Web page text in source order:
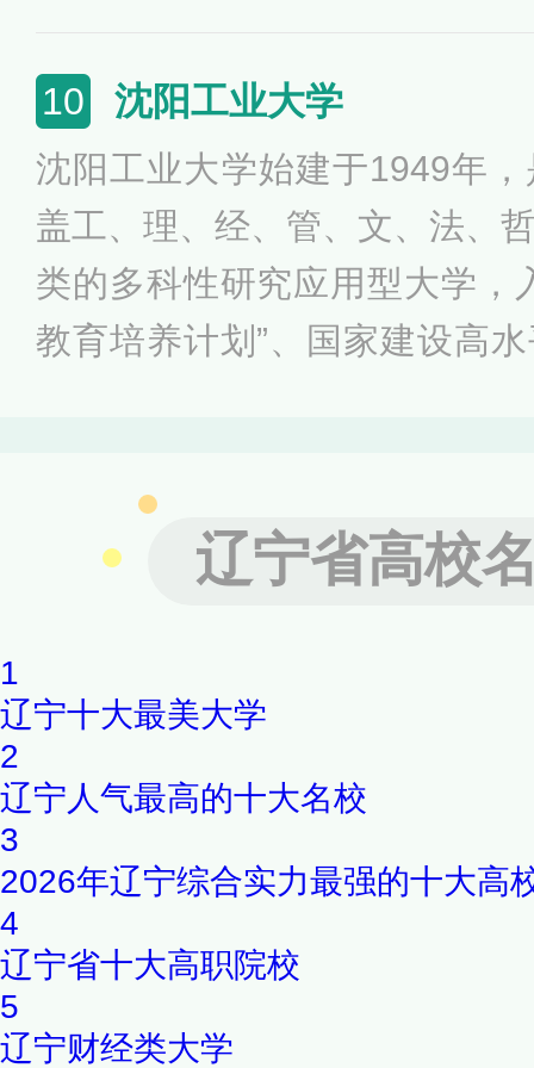
校。学校先后获评全国先进基
工之家、全国优秀易班共建高
10 沈阳工业大学
沈阳工业大学始建于1949年
盖工、理、经、管、文、法、
类的多科性研究应用型大学，
教育培养计划”、国家建设高
教育改革示范高校”、教育部
项目”、辽宁省一流大学重点建
辽宁省高校
1
辽宁十大最美大学
2
辽宁人气最高的十大名校
3
2026年辽宁综合实力最强的十大高
4
辽宁省十大高职院校
5
辽宁财经类大学